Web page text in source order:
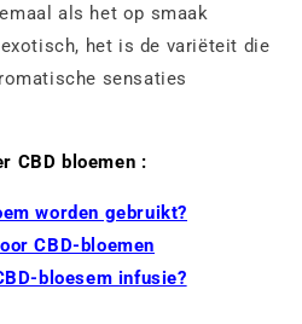
als het op smaak
het is de variëteit die
sensaties
CBD bloemen :
worden gebruikt?
CBD-bloemen
bloesem infusie?